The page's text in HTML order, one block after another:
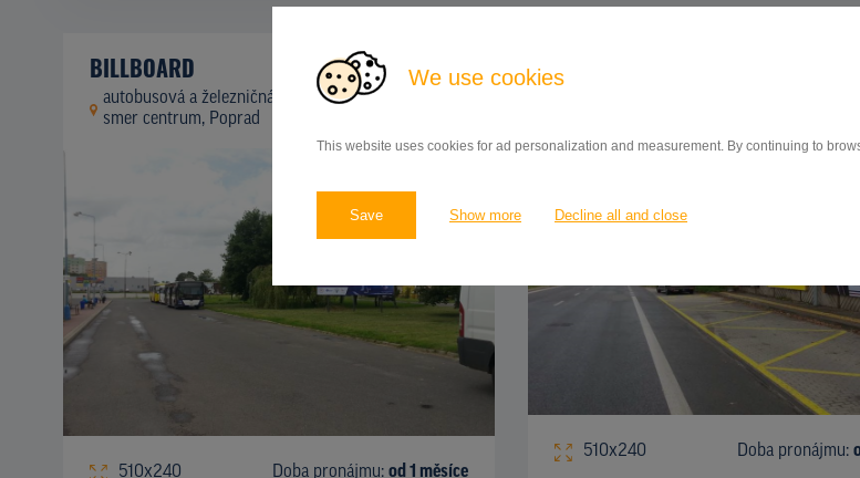
We use cookies
This website uses cookies for ad personalization and measurement. By continuing to
Save Show more Decline all and close
BILLBOARD
autobusová a železničná stanica - parkovisko,
smer centrum, Poprad
510x240 Doba pronájmu: od 1 měsíce
BILLBOARD
510x240 Doba pronájmu: